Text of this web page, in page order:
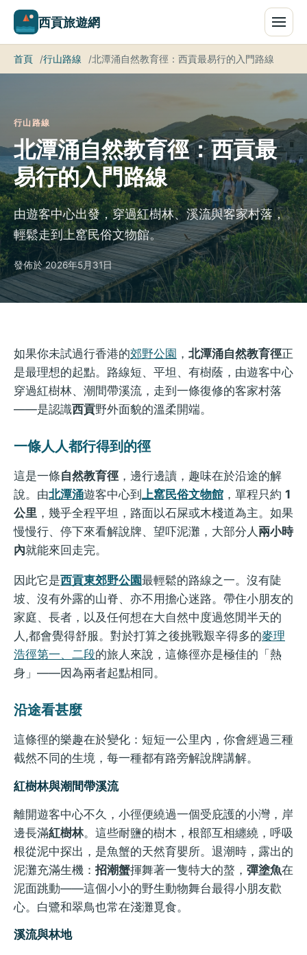
西貢旅遊網
首頁 行山路線 北潭涌自然教育徑：西貢最易行的入門路線
行山路線
北潭涌自然教育徑：西貢最
易行的入門路線
由遊客中心出發，穿過紅樹林、溪流與客家村落，
輕鬆走到上窰民俗文物館。
發佈於 2026年5月31日
如果你未試過行香港的郊野公園 ， 北潭涌自然教育徑正
是最理想的起點。路線短、平坦、有樹蔭，由遊客中心
穿過紅樹林、潮間帶溪流，走到一條復修的客家村落
——是認識西貢野外面貌的溫柔開端。
一條人人都行得到的徑
這是一條自然教育徑 ，邊行邊讀，趣味在於沿途的解
說。由北潭涌遊客中心到 上窰民俗文物館 ，單程只約 1
公里 ，幾乎全程平坦，路面以石屎或木棧道為主。如果
慢慢行、停下來看解說牌、望吓泥灘，大部分人 兩小時
內就能來回走完。
因此它是西貢東郊野公園最輕鬆的路線之一。沒有陡
坡、沒有外露的山脊、亦不用擔心迷路。帶住小朋友的
家庭、長者，以及任何想在大自然中度過悠閒半天的
人,都會覺得舒服。對於打算之後挑戰艱辛得多的麥理
浩徑第一、二段的旅人來說，這條徑亦是極佳的「熱
身」——因為兩者起點相同。
沿途看甚麼
這條徑的樂趣在於變化：短短一公里內，你會經過三種
截然不同的生境，每一種都有路旁解說牌講解。
紅樹林與潮間帶溪流
離開遊客中心不久，小徑便繞過一個受庇護的小灣，岸
邊長滿紅樹林。這些耐鹽的樹木，根部互相纏繞，呼吸
根從泥中探出，是魚蟹的天然育嬰所。退潮時，露出的
泥灘充滿生機： 招潮蟹揮舞著一隻特大的螯， 彈塗魚在
泥面跳動——這個小小的野生動物舞台最得小朋友歡
心。白鷺和翠鳥也常在淺灘覓食。
溪流與林地